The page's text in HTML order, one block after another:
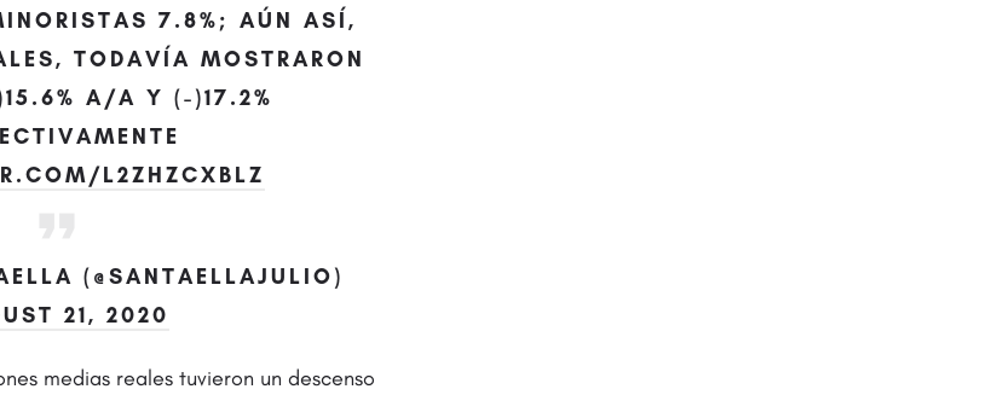
7.8%; AÚN ASÍ,
TODAVÍA MOSTRARON
A/A Y (-)17.2%
L2ZHZCXBLZ
(@SANTAELLAJULIO)
21, 2020
medias reales tuvieron un descenso